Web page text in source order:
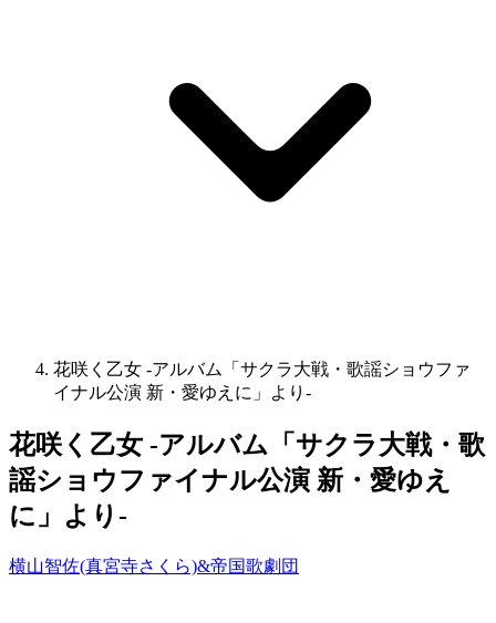
花咲く乙女 -アルバム「サクラ大戦・歌謡ショウファ
イナル公演 新・愛ゆえに」より-
花咲く乙女 -アルバム「サクラ大戦・歌
謡ショウファイナル公演 新・愛ゆえ
に」より-
横山智佐(真宮寺さくら)&帝国歌劇団